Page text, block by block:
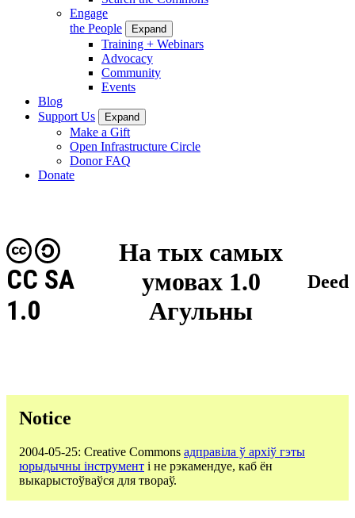
Engage
the People
Expand
Training + Webinars
Advocacy
Community
Events
Blog
Support Us
Expand
Make a Gift
Open Infrastructure Circle
Donor FAQ
Donate
На тых самых
умовах 1.0
Агульны
CC SA
1.0
Deed
Notice
2004-05-25: Creative Commons адправіла ў архіў гэты
юрыдычны інструмент і не рэкамендуе, каб ён
выкарыстоўваўся для твораў.